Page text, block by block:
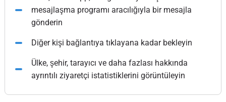
mesajlaşma programı aracılığıyla bir mesajla
gönderin
Diğer kişi bağlantıya tıklayana kadar bekleyin
Ülke, şehir, tarayıcı ve daha fazlası hakkında
ayrıntılı ziyaretçi istatistiklerini görüntüleyin